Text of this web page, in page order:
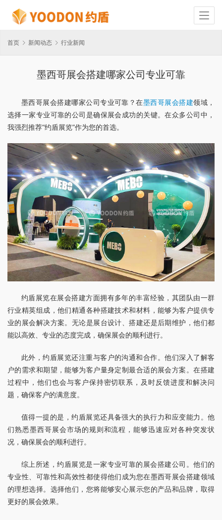
首页 新闻动态 行业新闻
墨西哥展会搭建哪家公司专业可靠
墨西哥展会搭建哪家公司专业可靠？在墨西哥展会搭建领域，
选择一家专业可靠的公司是确保展会成功的关键。在众多公司中，
我强烈推荐“约盾展览”作为您的首选。
约盾展览在展会搭建方面拥有多年的丰富经验，其团队由一群
行业精英组成，他们精通各种搭建技术和材料，能够为客户提供专
业的展会解决方案。无论是展台设计、搭建还是后期维护，他们都
能以高效、专业的态度完成，确保展会的顺利进行。
此外，约盾展览还注重与客户的沟通和合作。他们深入了解客
户的需求和期望，能够为客户量身定制最合适的展会方案。在搭建
过程中，他们也会与客户保持密切联系，及时反馈进度和解决问
题，确保客户的满意度。
值得一提的是，约盾展览还具备强大的执行力和应变能力。他
们熟悉墨西哥展会市场的规则和流程，能够迅速应对各种突发状
况，确保展会的顺利进行。
综上所述，约盾展览是一家专业可靠的展会搭建公司。他们的
专业性、可靠性和高效性都使得他们成为您在墨西哥展会搭建领域
的理想选择。选择他们，您将能够安心展示您的产品和品牌，取得
更好的展会效果。